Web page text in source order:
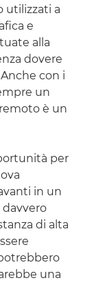
utilizzati a
e
alla
dovere
con i
un
è un
per
in un
davvero
di alta
una